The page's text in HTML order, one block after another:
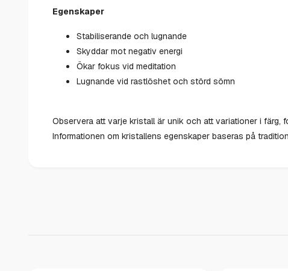
Egenskaper
Stabiliserande och lugnande
Skyddar mot negativ energi
Ökar fokus vid meditation
Lugnande vid rastlöshet och störd sömn
Observera att varje kristall är unik och att variationer i färg,
Informationen om kristallens egenskaper baseras på